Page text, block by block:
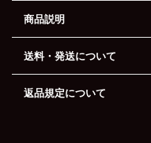
商品説明
送料・発送について
返品規定について